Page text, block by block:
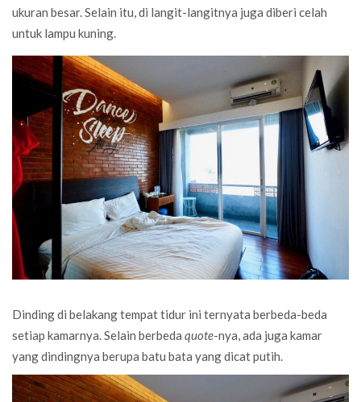
ukuran besar. Selain itu, di langit-langitnya juga diberi celah
untuk lampu kuning.
Dinding di belakang tempat tidur ini ternyata berbeda-beda
setiap kamarnya. Selain berbeda quote-nya, ada juga kamar
yang dindingnya berupa batu bata yang dicat putih.